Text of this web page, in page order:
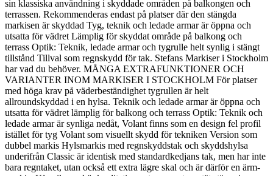
sin klassiska användning i skyddade områden på balkongen och
terrassen. Rekommenderas endast på platser där den stängda
markisen är skyddad Tyg, teknik och ledade armar är öppna och
utsatta för vädret Lämplig för skyddat område på balkong och
terrass Optik: Teknik, ledade armar och tygrulle helt synlig i stängt
tillstånd Tillval som regnskydd för tak. Stefans Markiser i Stockholm
har vad du behöver. MÅNGA EXTRAFUNKTIONER OCH
VARIANTER INOM MARKISER I STOCKHOLM För platser
med höga krav på väderbeständighet tygrullen är helt
allroundskyddad i en hylsa. Teknik och ledade armar är öppna och
utsatta för vädret lämplig för balkong och terrass Optik: Teknik och
ledade armar är synliga nedåt, Volant finns som en design fel profil
istället för tyg Volant som visuellt skydd för tekniken Version som
dubbel markis Hylsmarkis med regnskyddstak och skyddshylsa
underifrån Classic är identisk med standardkedjans tak, men har inte
bara regntaket, utan också ett extra lägre skal och är därför en ärm-